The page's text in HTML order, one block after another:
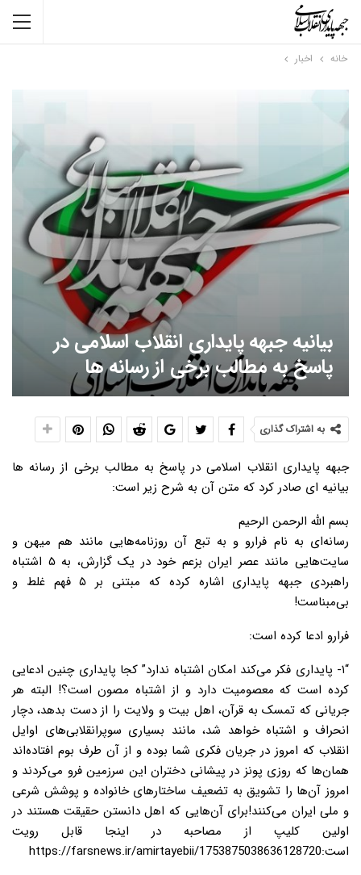
خانه اخبار
بیانیه جبهه پایداری انقلاب اسلامی در
پاسخ به مطالب برخی از رسانه ها
به اشتراک گذاری
جبهه پایداری انقلاب اسلامی در پاسخ به مطالب برخی از رسانه ها
بیانیه ای صادر کرد که متن آن به شرح زیر است:
بسم الله الرحمن الرحیم
رسانه‌ای به نام فرارو و به تبع آن روزنامه‌هایی مانند هم میهن و
سایت‌هایی مانند عصر ایران بزعم خود در یک گزارش، به ۵ اشتباه
راهبردی جبهه پایداری اشاره کرده که مبتنی بر ۵ فهم غلط و
بی‌مبناست!
فرارو ادعا کرده است:
“۱- پایداری فکر می‌کند امکان اشتباه ندارد”
کجا پایداری چنین ادعایی
کرده است که معصومیت دارد و از اشتباه مصون است؟! البته هر
جریانی که تمسک به قرآن، اهل بیت و ولایت را از دست بدهد، دچار
انحراف و اشتباه خواهد شد، مانند بسیاری سوپرانقلابی‌های اوایل
انقلاب که امروز در جریان فکری شما بوده و از آن طرف بوم افتاده‌اند
همان‌ها که روزی پونز در پیشانی دختران این سرزمین فرو می‌کردند و
امروز آن‌ها را تشویق به تضعیف ساختارهای خانواده و پوشش شرعی
و ملی ایران می‌کنند!برای آن‌هایی که اهل دانستن حقیقت هستند در
اولین کلیپ از مصاحبه در اینجا قابل رویت
است:https://farsnews.ir/amirtayebii/1753875038636128720